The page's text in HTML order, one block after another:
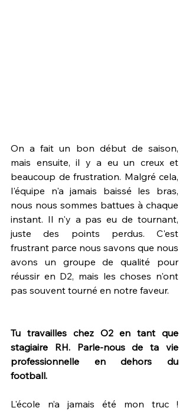
On a fait un bon début de saison,
mais ensuite, il y a eu un creux et
beaucoup de frustration. Malgré cela,
l'équipe n'a jamais baissé les bras,
nous nous sommes battues à chaque
instant. Il n'y a pas eu de tournant,
juste des points perdus. C'est
frustrant parce nous savons que nous
avons un groupe de qualité pour
réussir en D2, mais les choses n'ont
pas souvent tourné en notre faveur.
Tu travailles chez O2 en tant que
stagiaire RH. Parle-nous de ta vie
professionnelle en dehors du
football.
L'école n’a jamais été mon truc !